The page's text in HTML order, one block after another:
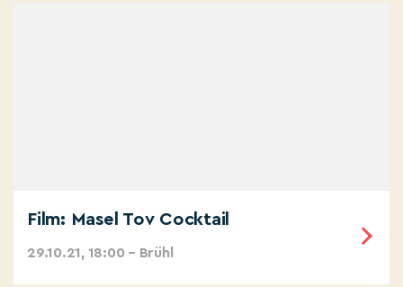
Film: Masel Tov Cocktail
29.10.21, 18:00 – Brühl